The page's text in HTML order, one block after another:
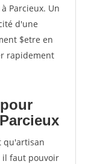
Parcieux. Un
d'une
$etre en
rapidement
qu'artisan
il faut pouvoir